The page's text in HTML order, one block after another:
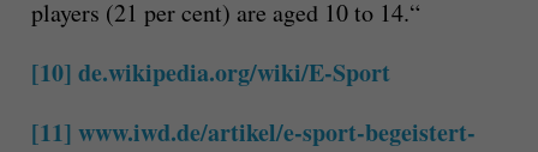
players (21 per cent) are aged 10 to 14.“
[10] de.wikipedia.org/wiki/E-Sport
[11] www.iwd.de/artikel/e-sport-begeistert-